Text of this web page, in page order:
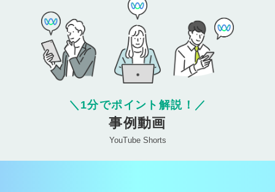
＼ 1分でポイント解説！ ／
事例動画
YouTube Shorts